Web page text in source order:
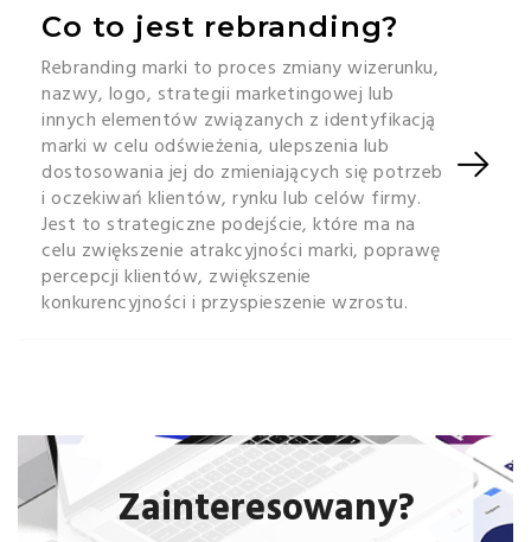
Co to jest rebranding?
Rebranding marki to proces zmiany wizerunku,
nazwy, logo, strategii marketingowej lub
innych elementów związanych z identyfikacją
marki w celu odświeżenia, ulepszenia lub
dostosowania jej do zmieniających się potrzeb
i oczekiwań klientów, rynku lub celów firmy.
Jest to strategiczne podejście, które ma na
celu zwiększenie atrakcyjności marki, poprawę
percepcji klientów, zwiększenie
konkurencyjności i przyspieszenie wzrostu.
Zainteresowany?